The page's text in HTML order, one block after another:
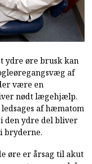
ydre øre brusk kan
af
være en
nødt lægehjælp.
af hæmatom
den ydre del bliver
bryderne.
øre er årsag til akut